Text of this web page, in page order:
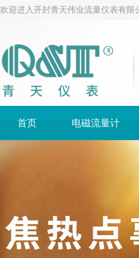
欢迎进入开封青天伟业流量仪表有限
首页 电磁流量计